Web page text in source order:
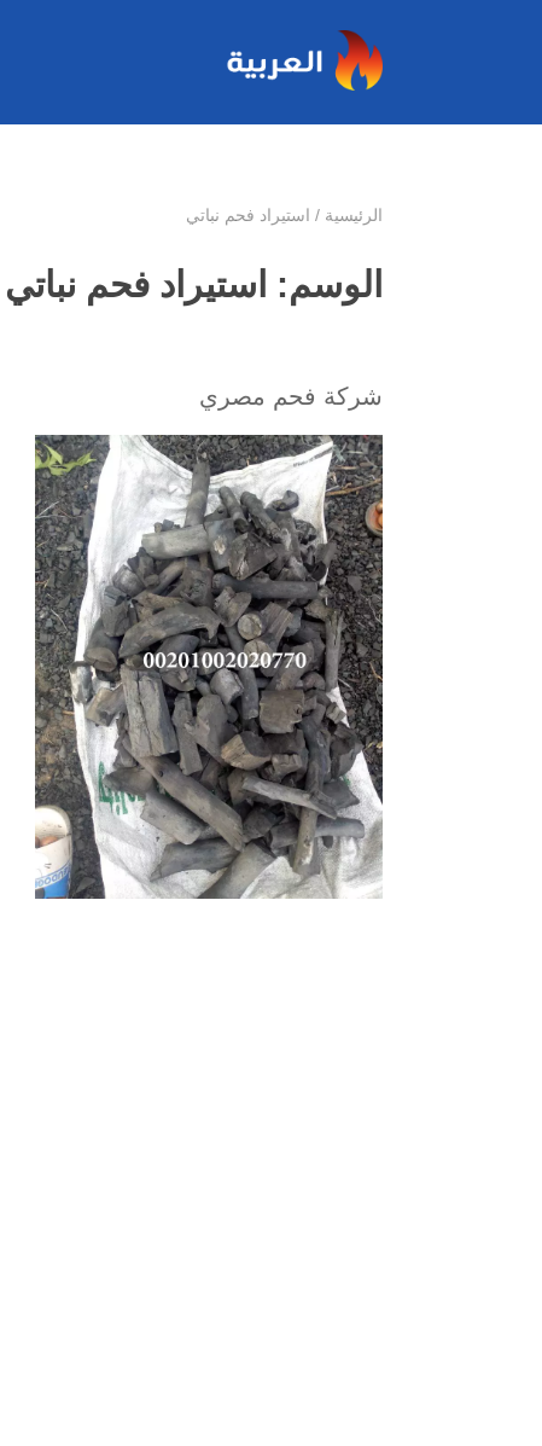
الرئيسية / استيراد فحم نباتي
الوسم: استيراد فحم نباتي
شركة فحم مصري